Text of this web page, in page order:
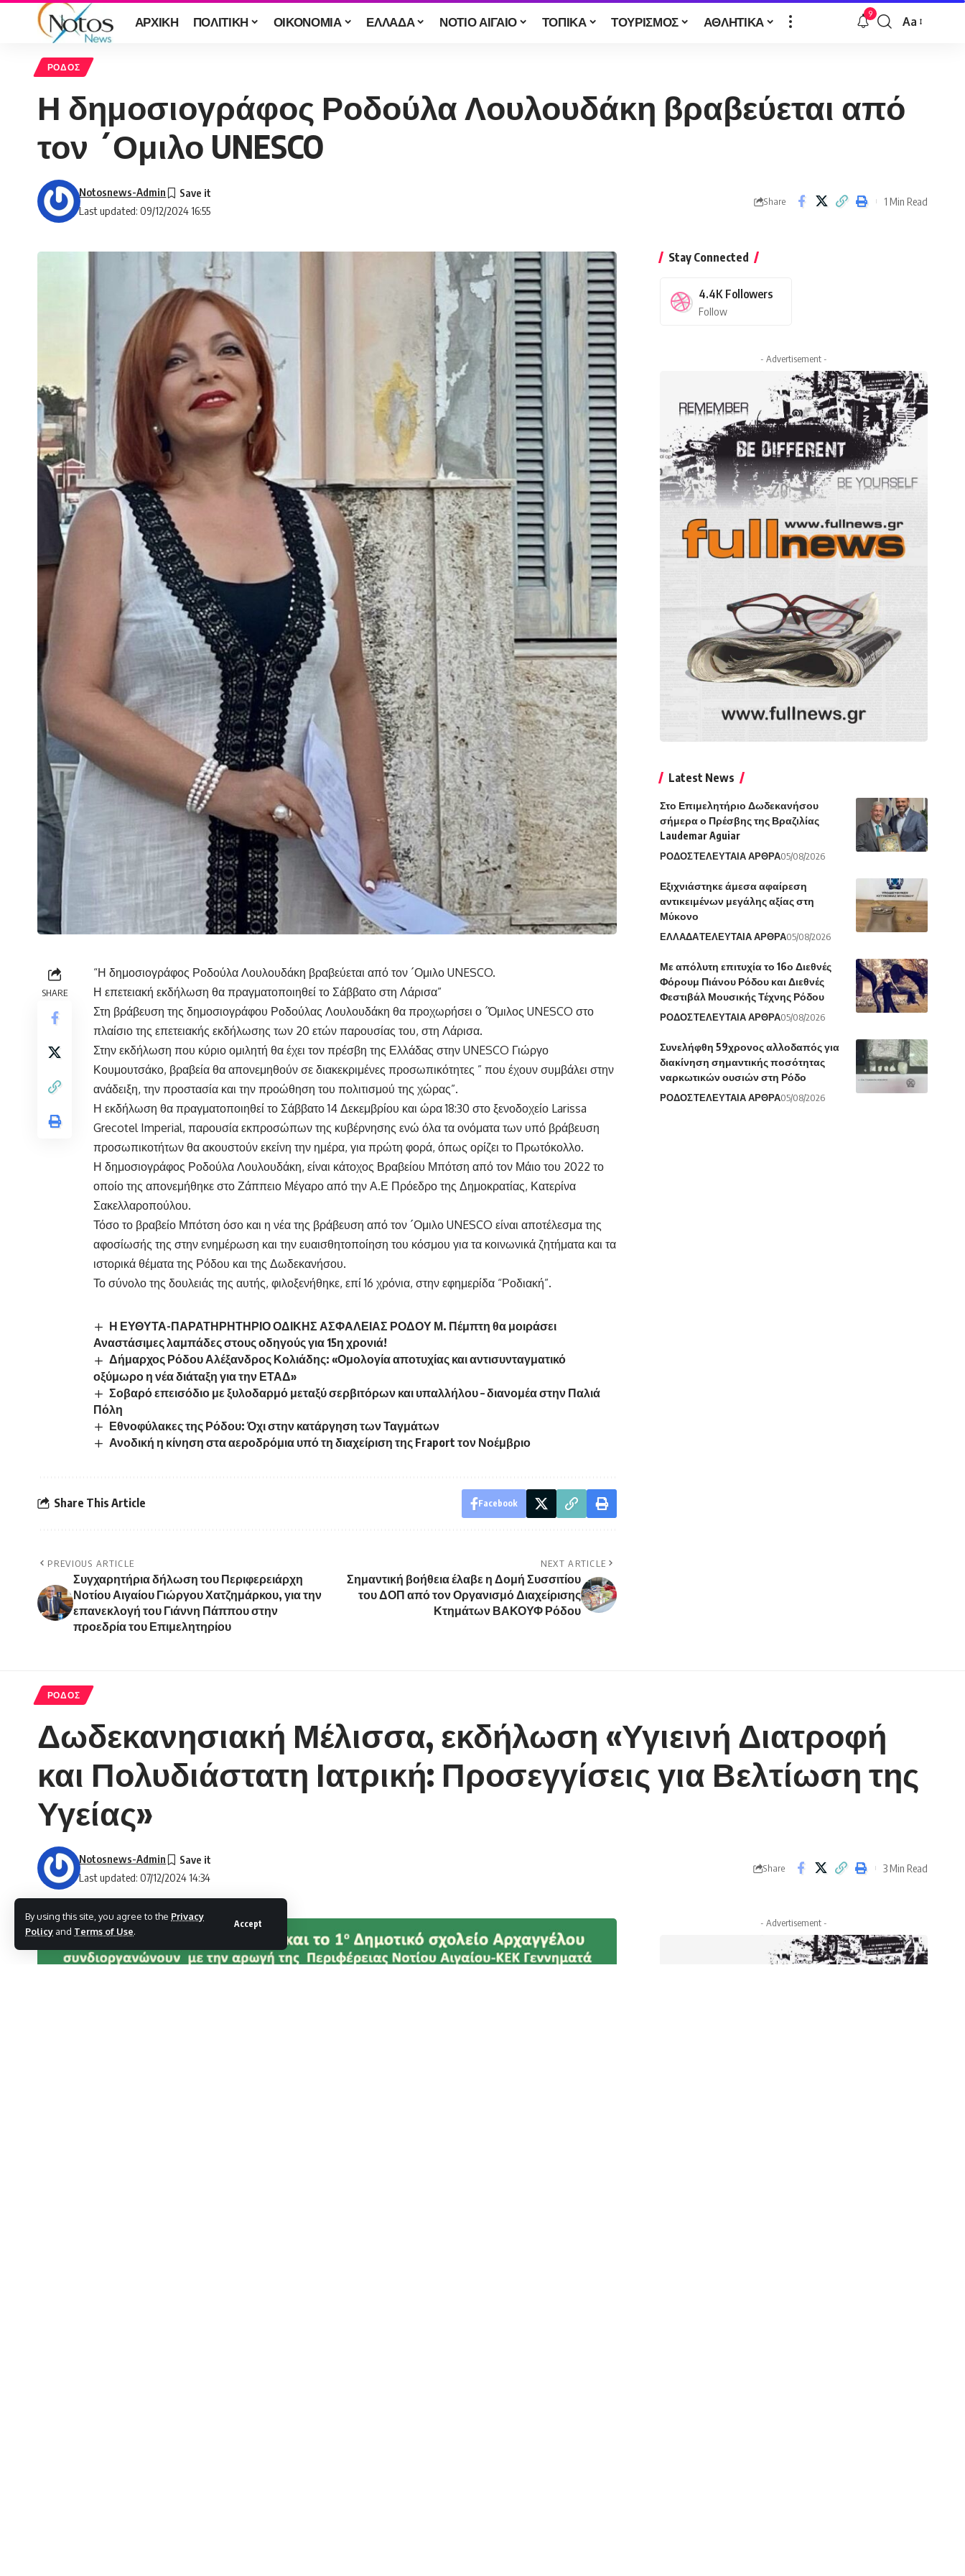
By using this site, you agree to the Privacy
Policy and Terms of Use.
Accept
ΑΡΧΙΚΗ ΠΟΛΙΤΙΚΗ ΟΙΚΟΝΟΜΙΑ ΕΛΛΑΔΑ ΝΟΤΙΟ ΑΙΓΑΙΟ ΤΟΠΙΚΑ ΤΟΥΡΙΣΜΟΣ ΑΘΛΗΤΙΚΑ 9
Font
Aa
ΡΟΔΟΣ
Η δημοσιογράφος Ροδούλα Λουλουδάκη βραβεύεται από
τον ´Ομιλο UNESCO
Last updated: 09/12/2024 16:55
Notosnews-Admin
Share 1 Min Read
SHARE
“Η δημοσιογράφος Ροδούλα Λουλουδάκη βραβεύεται από τον ´Ομιλο UNESCO.
Η επετειακή εκδήλωση θα πραγματοποιηθεί το Σάββατο στη Λάρισα”
Στη βράβευση της δημοσιογράφου Ροδούλας Λουλουδάκη θα προχωρήσει ο ´Όμιλος UNESCO στο
πλαίσιο της επετειακής εκδήλωσης των 20 ετών παρουσίας του, στη Λάρισα.
Στην εκδήλωση που κύριο ομιλητή θα έχει τον πρέσβη της Ελλάδας στην UNESCO Γιώργο
Κουμουτσάκο, βραβεία θα απονεμηθούν σε διακεκριμένες προσωπικότητες ” που έχουν συμβάλει στην
ανάδειξη, την προστασία και την προώθηση του πολιτισμού της χώρας”.
Η εκδήλωση θα πραγματοποιηθεί το Σάββατο 14 Δεκεμβρίου και ώρα 18:30 στο ξενοδοχείο Larissa
Grecotel Imperial, παρουσία εκπροσώπων της κυβέρνησης ενώ όλα τα ονόματα των υπό βράβευση
προσωπικοτήτων θα ακουστούν εκείνη την ημέρα, για πρώτη φορά, όπως ορίζει το Πρωτόκολλο.
Η δημοσιογράφος Ροδούλα Λουλουδάκη, είναι κάτοχος Βραβείου Μπότση από τον Μάιο του 2022 το
οποίο της απονεμήθηκε στο Ζάππειο Μέγαρο από την Α.Ε Πρόεδρο της Δημοκρατίας, Κατερίνα
Σακελλαροπούλου.
Τόσο το βραβείο Μπότση όσο και η νέα της βράβευση από τον ´Ομιλο UNESCO είναι αποτέλεσμα της
αφοσίωσής της στην ενημέρωση και την ευαισθητοποίηση του κόσμου για τα κοινωνικά ζητήματα και τα
ιστορικά θέματα της Ρόδου και της Δωδεκανήσου.
Το σύνολο της δουλειάς της αυτής, φιλοξενήθηκε, επί 16 χρόνια, στην εφημερίδα “Ροδιακή”.
Η ΕΥΘΥΤΑ-ΠΑΡΑΤΗΡΗΤΗΡΙΟ ΟΔΙΚΗΣ ΑΣΦΑΛΕΙΑΣ ΡΟΔΟΥ Μ. Πέμπτη θα μοιράσει
Αναστάσιμες λαμπάδες στους οδηγούς για 15η χρονιά!
Δήμαρχος Ρόδου Αλέξανδρος Κολιάδης: «Ομολογία αποτυχίας και αντισυνταγματικό
οξύμωρο η νέα διάταξη για την ΕΤΑΔ»
Σοβαρό επεισόδιο με ξυλοδαρμό μεταξύ σερβιτόρων και υπαλλήλου – διανομέα στην Παλιά
Πόλη
Εθνοφύλακες της Ρόδου: Όχι στην κατάργηση των Ταγμάτων
Ανοδική η κίνηση στα αεροδρόμια υπό τη διαχείριση της Fraport τον Νοέμβριο
Share This Article Facebook
PREVIOUS ARTICLE
Συγχαρητήρια δήλωση του Περιφερειάρχη
Νοτίου Αιγαίου Γιώργου Χατζημάρκου, για την
επανεκλογή του Γιάννη Πάππου στην
προεδρία του Επιμελητηρίου
NEXT ARTICLE
Σημαντική βοήθεια έλαβε η Δομή Συσσιτίου
του ΔΟΠ από τον Οργανισμό Διαχείρισης
Κτημάτων ΒΑΚΟΥΦ Ρόδου
Stay Connected
4.4K Followers
Follow
- Advertisement -
Latest News
Στο Επιμελητήριο Δωδεκανήσου
σήμερα ο Πρέσβης της Βραζιλίας
Laudemar Aguiar
ΡΟΔΟΣΤΕΛΕΥΤΑΙΑ ΑΡΘΡΑ05/08/2026
Εξιχνιάστηκε άμεσα αφαίρεση
αντικειμένων μεγάλης αξίας στη
Μύκονο
ΕΛΛΑΔΑΤΕΛΕΥΤΑΙΑ ΑΡΘΡΑ05/08/2026
Με απόλυτη επιτυχία το 16ο Διεθνές
Φόρουμ Πιάνου Ρόδου και Διεθνές
Φεστιβάλ Μουσικής Τέχνης Ρόδου
ΡΟΔΟΣΤΕΛΕΥΤΑΙΑ ΑΡΘΡΑ05/08/2026
Συνελήφθη 59χρονος αλλοδαπός για
διακίνηση σημαντικής ποσότητας
ναρκωτικών ουσιών στη Ρόδο
ΡΟΔΟΣΤΕΛΕΥΤΑΙΑ ΑΡΘΡΑ05/08/2026
ΡΟΔΟΣ
Δωδεκανησιακή Μέλισσα, εκδήλωση «Υγιεινή Διατροφή
και Πολυδιάστατη Ιατρική: Προσεγγίσεις για Βελτίωση της
Υγείας»
Last updated: 07/12/2024 14:34
Notosnews-Admin
Share 3 Min Read
- Advertisement -